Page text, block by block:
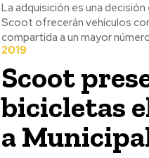
La adquisición es una
Scoot ofrecerán vehículos
compartida a un mayor
2019
Scoot
bicicletas
a